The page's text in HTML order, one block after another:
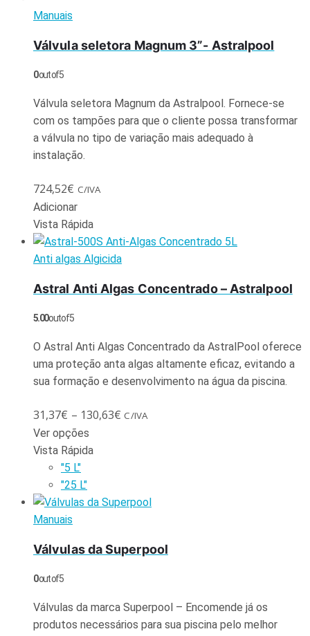
Manuais
Válvula seletora Magnum 3”- Astralpool
0out of 5
Válvula seletora Magnum da Astralpool. Fornece-se
com os tampões para que o cliente possa transformar
a válvula no tipo de variação mais adequado à
instalação.
724,52€ C/IVA
Adicionar
Vista Rápida
Anti algas Algicida
Astral Anti Algas Concentrado – Astralpool
5.00out of 5
O Astral Anti Algas Concentrado da AstralPool oferece
uma proteção anta algas altamente eficaz, evitando a
sua formação e desenvolvimento na água da piscina.
31,37€ – 130,63€ C/IVA
Ver opções
Vista Rápida
"5 L"
"25 L"
Manuais
Válvulas da Superpool
0out of 5
Válvulas da marca Superpool – Encomende já os
produtos necessários para sua piscina pelo melhor